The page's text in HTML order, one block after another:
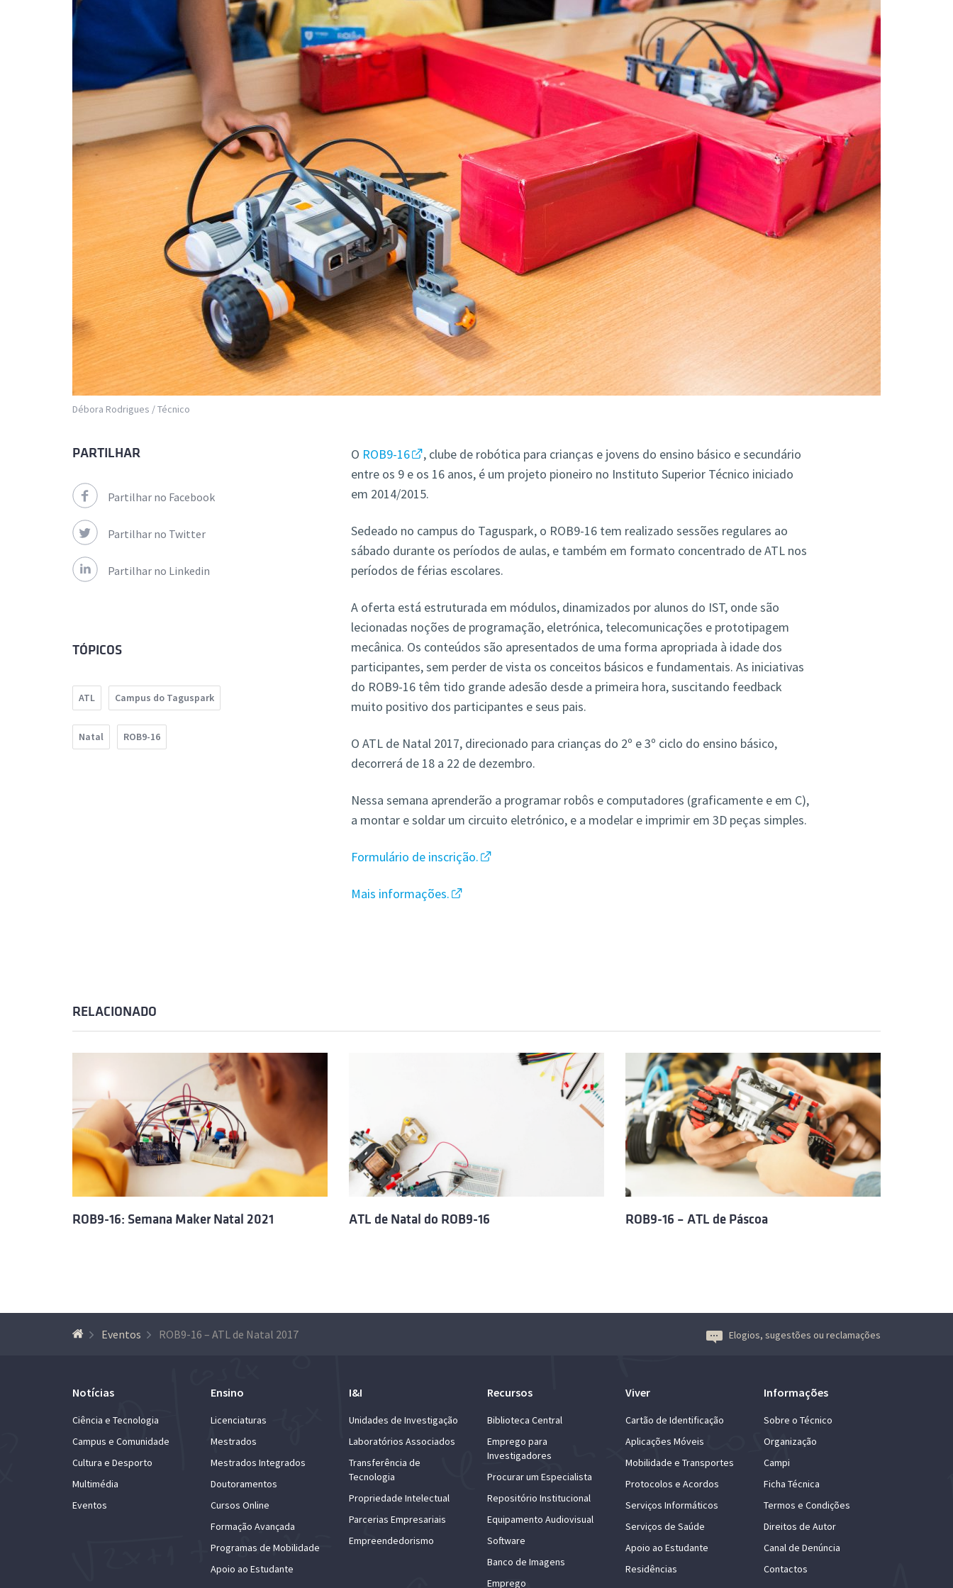
Formação Avançada
Acreditações A3ES
Débora Rodrigues / Técnico
O ROB9-16
, clube de robótica para crianças e jovens do ensino básico e secundário
entre os 9 e os 16 anos, é um projeto pioneiro no Instituto Superior Técnico iniciado
em 2014/2015.
Sedeado no campus do Taguspark, o ROB9-16 tem realizado sessões regulares ao
sábado durante os períodos de aulas, e também em formato concentrado de ATL nos
períodos de férias escolares.
A oferta está estruturada em módulos, dinamizados por alunos do IST, onde são
lecionadas noções de programação, eletrónica, telecomunicações e prototipagem
mecânica. Os conteúdos são apresentados de uma forma apropriada à idade dos
participantes, sem perder de vista os conceitos básicos e fundamentais. As iniciativas
do ROB9-16 têm tido grande adesão desde a primeira hora, suscitando feedback
muito positivo dos participantes e seus pais.
O ATL de Natal 2017, direcionado para crianças do 2º e 3º ciclo do ensino básico,
decorrerá de 18 a 22 de dezembro.
Nessa semana aprenderão a programar robôs e computadores (graficamente e em C),
a montar e soldar um circuito eletrónico, e a modelar e imprimir em 3D peças simples.
Formulário de inscrição.
Mais informações.
PARTILHAR
Partilhar no Facebook
Partilhar no Twitter
Partilhar no Linkedin
TÓPICOS
ATL Campus do Taguspark
Natal ROB9-16
RELACIONADO
ROB9-16: Semana Maker Natal 2021 ATL de Natal do ROB9-16 ROB9-16 – ATL de Páscoa
Eventos ROB9-16 – ATL de Natal 2017 Elogios, sugestões ou reclamações
Notícias
Ciência e Tecnologia
Campus e Comunidade
Cultura e Desporto
Multimédia
Eventos
Ensino
Licenciaturas
Mestrados
Mestrados Integrados
Doutoramentos
Cursos Online
Formação Avançada
Programas de Mobilidade
Apoio ao Estudante
I&I
Unidades de Investigação
Laboratórios Associados
Transferência de
Tecnologia
Propriedade Intelectual
Parcerias Empresariais
Empreendedorismo
Recursos
Biblioteca Central
Emprego para
Investigadores
Procurar um Especialista
Repositório Institucional
Equipamento Audiovisual
Software
Banco de Imagens
Emprego
Viver
Cartão de Identificação
Aplicações Móveis
Mobilidade e Transportes
Protocolos e Acordos
Serviços Informáticos
Serviços de Saúde
Apoio ao Estudante
Residências
Informações
Sobre o Técnico
Organização
Campi
Ficha Técnica
Termos e Condições
Direitos de Autor
Canal de Denúncia
Contactos